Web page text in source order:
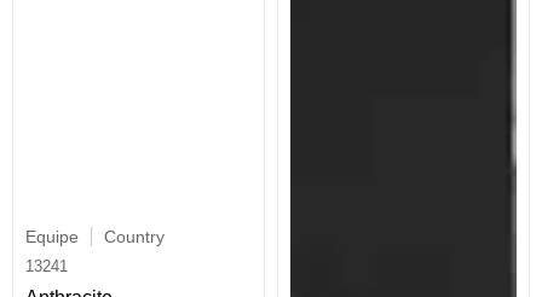
Equipe Country
13241